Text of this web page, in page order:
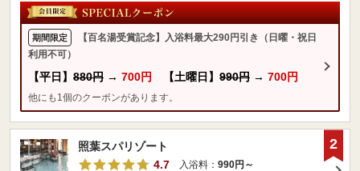
期間限定
【百名湯受賞記念】入浴料最大290円引き（日曜・祝日
利用不可）
【平日】 880円 → 700円 【土曜日】 990円 → 700円
他にも1個のクーポンがあります。
照葉スパリゾート
4.7
入浴料： 990円～
2